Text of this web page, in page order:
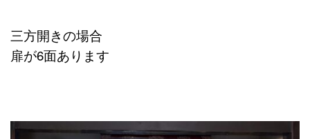
三方開きの場合
扉が6面あります